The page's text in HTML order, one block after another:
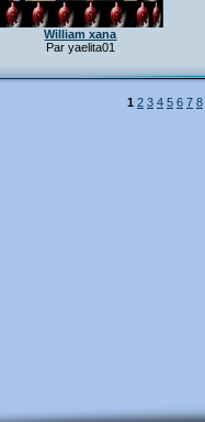
William xana
Par yaelita01
1 2 3 4 5 6 7 8